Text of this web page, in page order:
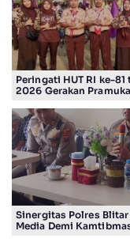
Peringati HUT RI ke-81
2026 Gerakan Pramuka
RALLY HIKING, Trophy
Camat Jabon
Sinergitas Polres Blitar
Media Demi